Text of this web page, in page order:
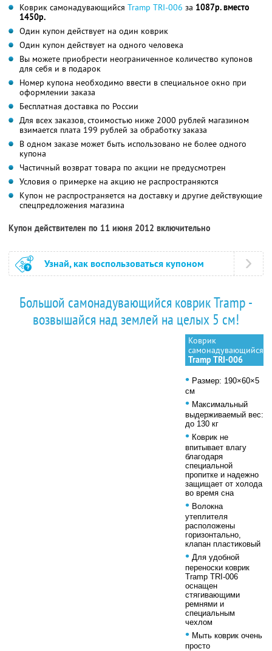
Коврик самонадувающийся Tramp TRI-006 за 1087р. вместо
1450р.
Один купон действует на один коврик
Один купон действует на одного человека
Вы можете приобрести неограниченное количество купонов
для себя и в подарок
Номер купона необходимо ввести в специальное окно при
оформлении заказа
Бесплатная доставка по России
Для всех заказов, стоимостью ниже 2000 рублей магазином
взимается плата 199 рублей за обработку заказа
В одном заказе может быть использовано не более одного
купона
Частичный возврат товара по акции не предусмотрен
Условия о примерке на акцию не распространяются
Купон не распространяется на доставку и другие действующие
спецпредложения магазина
Купон действителен по 11 июня 2012 включительно
Узнай, как воспользоваться купоном
Большой самонадувающийся коврик Tramp -
возвышайся над землей на целых 5 см!
Коврик
самонадувающийся
Tramp TRI-006
• Размер: 190×60×5
см
• Максимальный
выдерживаемый вес:
до 130 кг
• Коврик не
впитывает влагу
благодаря
специальной
пропитке и надежно
защищает от холода
во время сна
• Волокна
утеплителя
расположены
горизонтально,
клапан пластиковый
• Для удобной
переноски коврик
Tramp TRI-006
оснащен
стягивающими
ремнями и
специальным
чехлом
• Мыть коврик очень
просто